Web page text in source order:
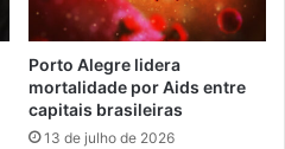
Porto Alegre lidera
mortalidade por Aids entre
capitais brasileiras
13 de julho de 2026